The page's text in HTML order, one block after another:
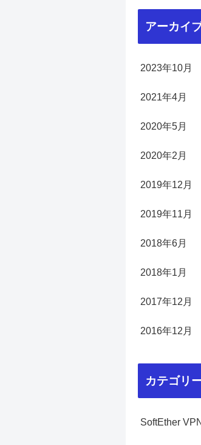
アーカイ
2023年10月
2021年4月
2020年5月
2020年2月
2019年12月
2019年11月
2018年6月
2018年1月
2017年12月
2016年12月
カテゴリ
SoftEther